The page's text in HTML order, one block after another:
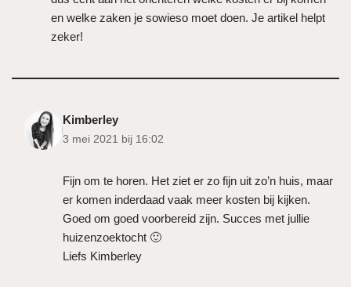
en welke zaken je sowieso moet doen. Je artikel helpt
zeker!
Kimberley
3 mei 2021 bij 16:02
Fijn om te horen. Het ziet er zo fijn uit zo’n huis, maar
er komen inderdaad vaak meer kosten bij kijken.
Goed om goed voorbereid zijn. Succes met jullie
huizenzoektocht 🙂
Liefs Kimberley